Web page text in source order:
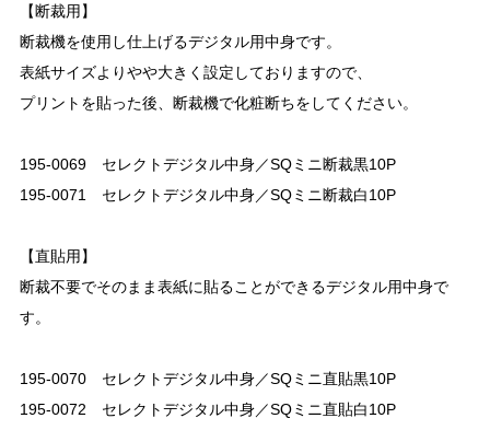
【断裁用】
断裁機を使用し仕上げるデジタル用中身です。
表紙サイズよりやや大きく設定しておりますので、
プリントを貼った後、断裁機で化粧断ちをしてください。
195-0069 セレクトデジタル中身／SQミニ断裁黒10P
195-0071 セレクトデジタル中身／SQミニ断裁白10P
【直貼用】
断裁不要でそのまま表紙に貼ることができるデジタル用中身で
す。
195-0070 セレクトデジタル中身／SQミニ直貼黒10P
195-0072 セレクトデジタル中身／SQミニ直貼白10P